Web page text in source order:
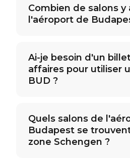
Combien de salons y
l'aéroport de
Ai-je besoin d'un
affaires pour utiliser
BUD ?
Quels salons de
Budapest se
zone Schengen ?